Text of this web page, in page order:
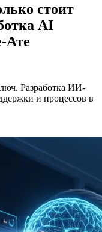
стоит
AI
Ате
Разработка ИИ-
и процессов в